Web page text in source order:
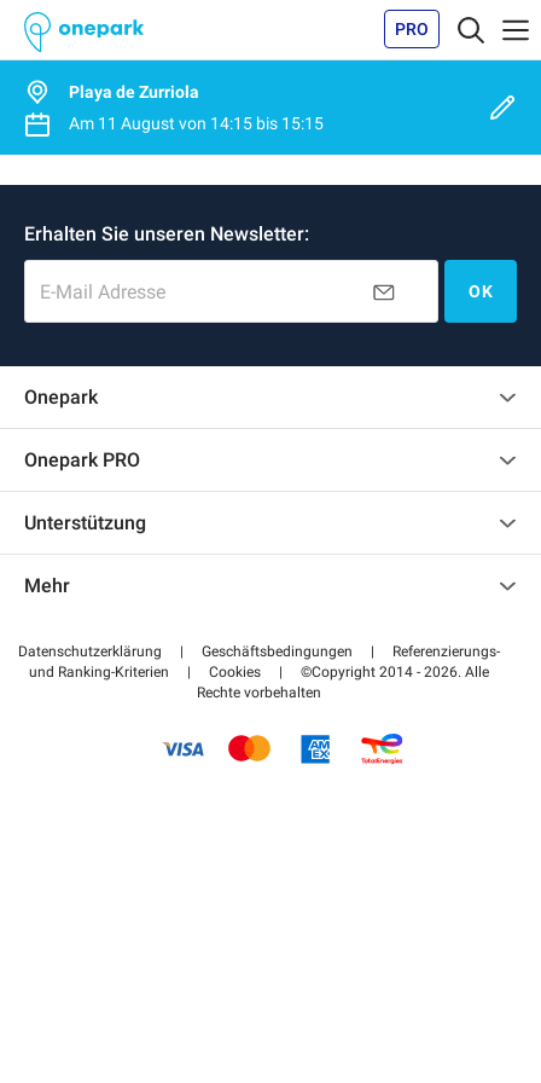
PRO
Playa de Zurriola
Am 11 August von 14:15bis 15:15
Erhalten Sie unseren Newsletter:
E-Mail Adresse OK
Onepark
Impressum
Onepark PRO
Werden Sie unser Partner
Auf meinen Partnerbereich zugreifen
Unterstützung
Bezahlen Sie Ihren Parkplatz FLOW
Mehr
Datenschutzerklärung | Geschäftsbedingungen |
Referenzierungs-
und Ranking-Kriterien
| Cookies |
©Copyright 2014 - 2026. Alle
Rechte vorbehalten